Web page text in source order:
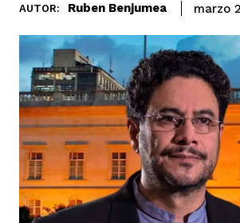
AUTOR: Ruben Benjumea marzo